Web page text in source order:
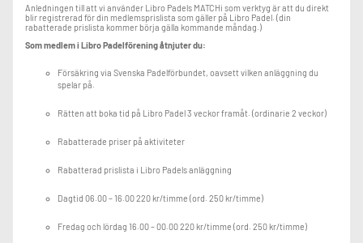
Anledningen till att vi använder Libro Padels MATCHi som verktyg är att du direkt
blir registrerad för din medlemsprislista som gäller på Libro Padel. (din
rabatterade prislista kommer börja gälla kommande måndag.)
Som medlem i Libro Padelförening åtnjuter du:
Försäkring via Svenska Padelförbundet, oavsett vilken anläggning du
spelar på.
Rätten att boka tid på Libro Padel 3 veckor framåt. (ordinarie 2 veckor)
Rabatterade priser på aktiviteter
Rabatterad prislista i Libro Padels anläggning
Dagtid 06.00 – 16.00 220 kr/timme (ord. 250 kr/timme)
Fredag och lördag 16.00 – 00.00 220 kr/timme (ord. 250 kr/timme)